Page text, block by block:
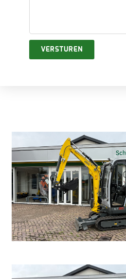
VERSTUREN